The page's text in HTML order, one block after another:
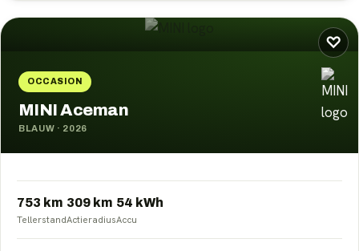
♡
OCCASION
MINI Aceman
BLAUW · 2026
753 km
Tellerstand
309 km
Actieradius
54 kWh
Accu